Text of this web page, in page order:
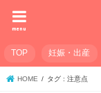
menu
TOP 妊娠・出産
HOME タグ : 注意点